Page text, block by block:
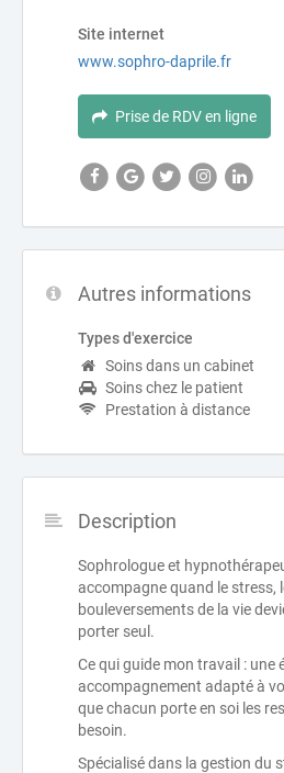
Site internet
www.sophro-daprile.fr
Prise de RDV en ligne
Autres informations
Types d'exercice
Soins dans un cabinet
Soins chez le patient
Prestation à distance
Description
Sophrologue et
accompagne quand le stress,
bouleversements de la vie
porter seul.
Ce qui guide mon travail : une
accompagnement adapté à
que chacun porte en soi les
besoin.
Spécialisé dans la gestion du